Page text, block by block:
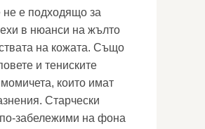
е подходящо за
в нюанси на жълто
на кожата. Също
и тениските
които имат
Старчески
по-забележими на фона